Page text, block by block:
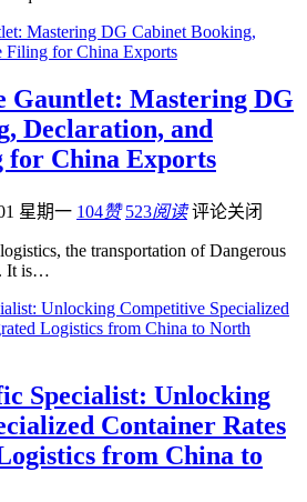
Gauntlet: Mastering DG
Declaration, and
China Exports
星期一 104赞 523阅读 评论关闭
the transportation of Dangerous
It is…
Specialist: Unlocking
Container Rates
from China to